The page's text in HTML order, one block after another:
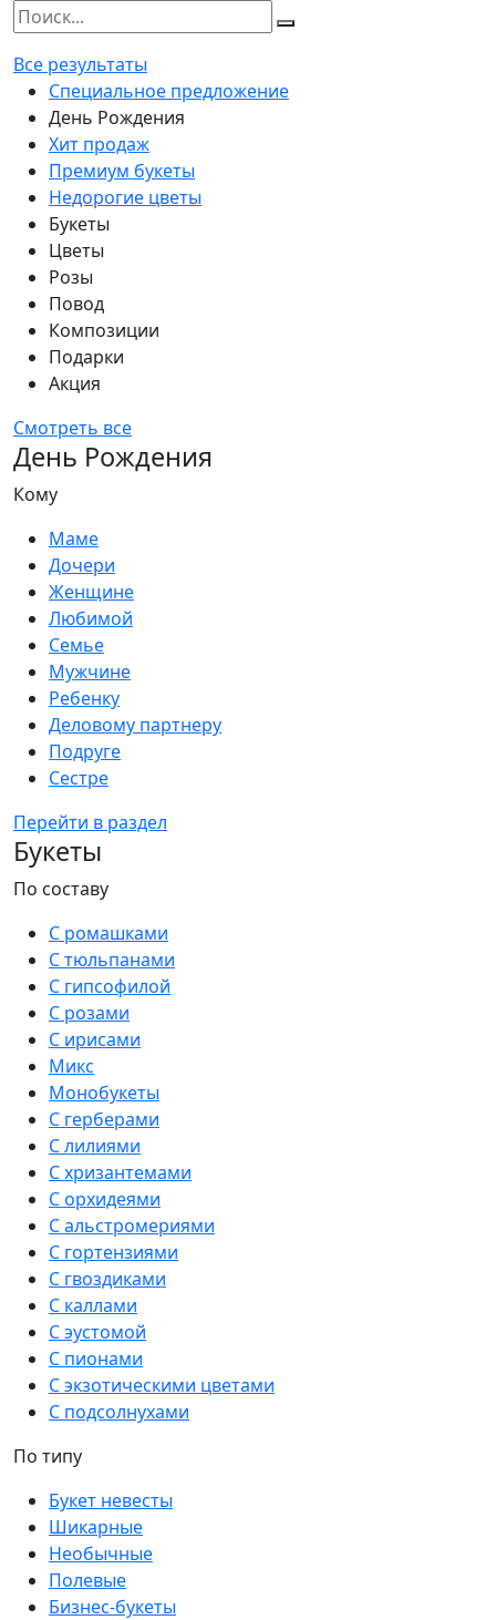
Все результаты
Специальное предложение
День Рождения
Хит продаж
Премиум букеты
Недорогие цветы
Букеты
Цветы
Розы
Повод
Композиции
Подарки
Акция
Смотреть все
День Рождения
Кому
Маме
Дочери
Женщине
Любимой
Семье
Мужчине
Ребенку
Деловому партнеру
Подруге
Сестре
Перейти в раздел
Букеты
По составу
С ромашками
С тюльпанами
С гипсофилой
С розами
С ирисами
Микс
Монобукеты
С герберами
С лилиями
С хризантемами
С орхидеями
С альстромериями
С гортензиями
С гвоздиками
С каллами
С эустомой
С пионами
С экзотическими цветами
С подсолнухами
По типу
Букет невесты
Шикарные
Необычные
Полевые
Бизнес-букеты